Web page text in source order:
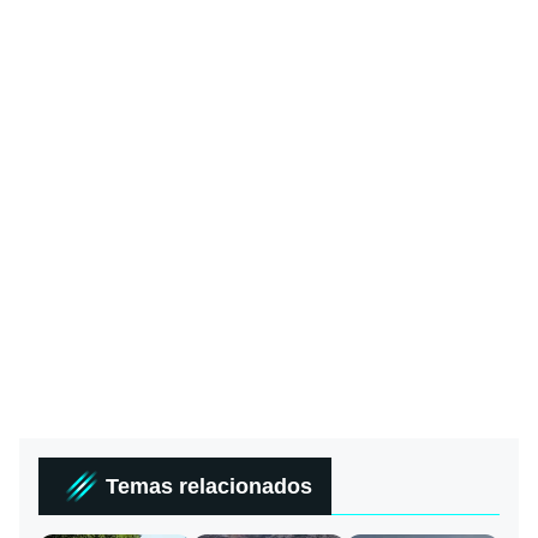
Temas relacionados